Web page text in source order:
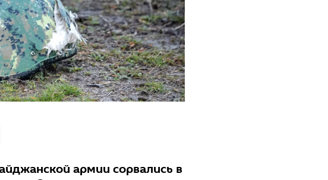
армии сорвались в